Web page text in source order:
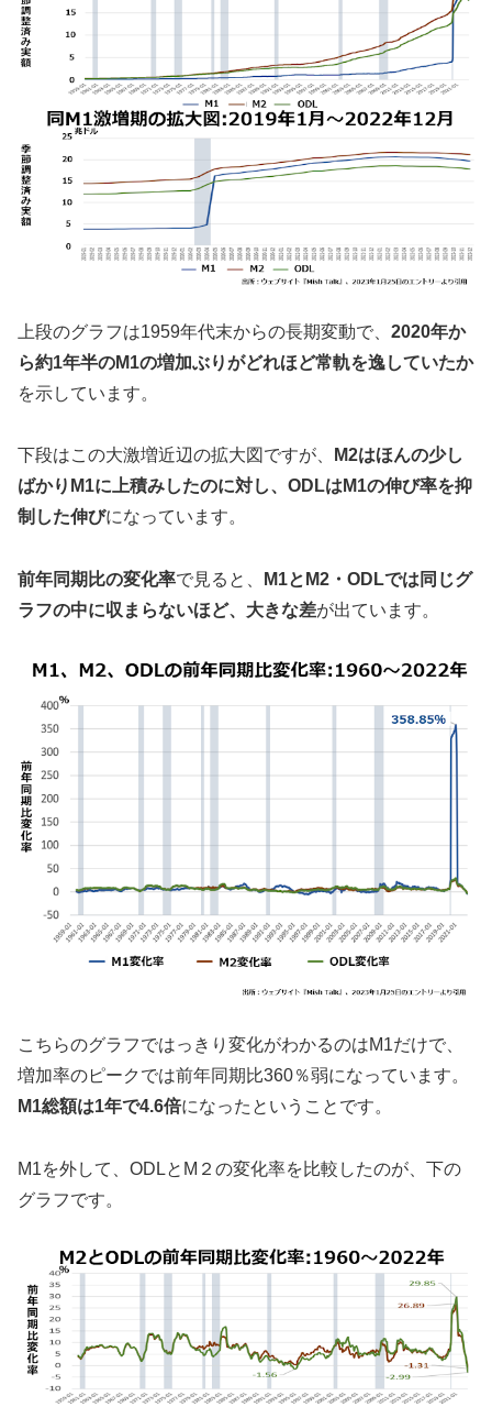
上段のグラフは1959年代末からの長期変動で、 2020年か
ら約1年半のM1の増加ぶりがどれほど常軌を逸していたか
を示しています。
下段はこの大激増近辺の拡大図ですが、
M2はほんの少し
ばかりM1に上積みしたのに対し、ODLはM1の伸び率を抑
制した伸びになっています。
前年同期比の変化率で見ると、
M1とM2・ODLでは同じグ
ラフの中に収まらないほど、大きな差が出ています。
こちらのグラフではっきり変化がわかるのはM1だけで、
増加率のピークでは前年同期比360％弱になっています。
M1総額は1年で4.6倍になったということです。
M1を外して、ODLとM２の変化率を比較したのが、下の
グラフです。